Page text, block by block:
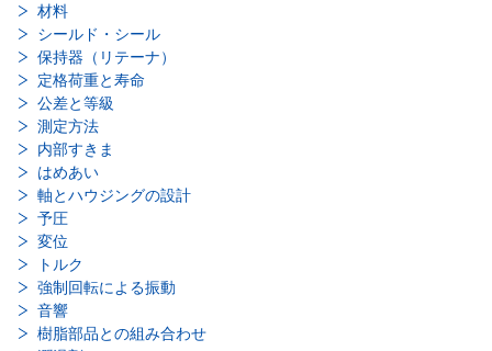
材料
シールド・シール
保持器（リテーナ）
定格荷重と寿命
公差と等級
測定方法
内部すきま
はめあい
軸とハウジングの設計
予圧
変位
トルク
強制回転による振動
音響
樹脂部品との組み合わせ